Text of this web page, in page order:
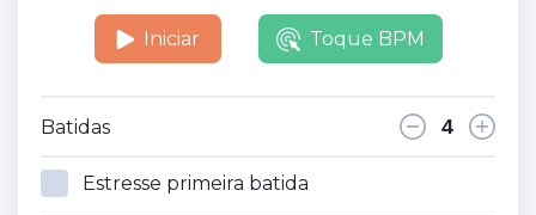
Iniciar Toque BPM
Batidas
Estresse primeira batida